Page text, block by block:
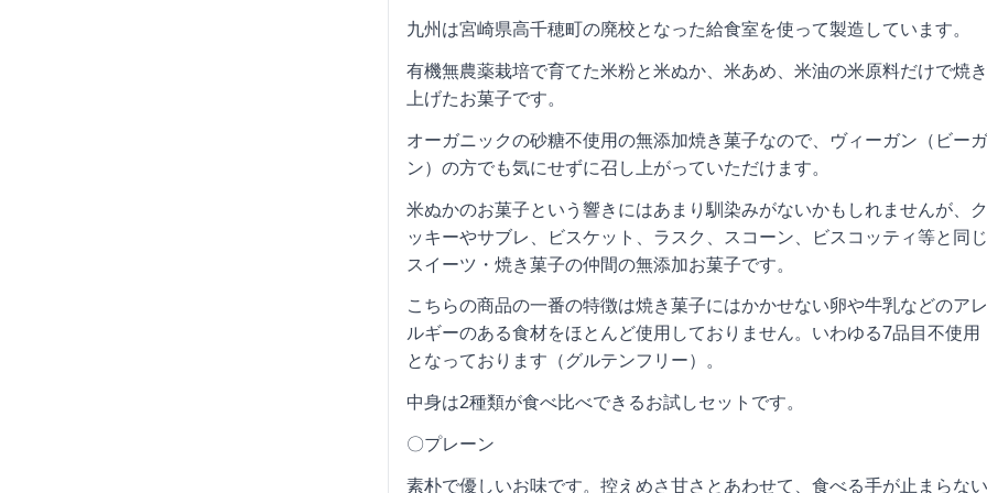
九州は宮崎県高千穂町の廃校となった給食室を使って製造しています。
有機無農薬栽培で育てた米粉と米ぬか、米あめ、米油の米原料だけで焼き
上げたお菓子です。
オーガニックの砂糖不使用の無添加焼き菓子なので、ヴィーガン（ビーガ
ン）の方でも気にせずに召し上がっていただけます。
米ぬかのお菓子という響きにはあまり馴染みがないかもしれませんが、ク
ッキーやサブレ、ビスケット、ラスク、スコーン、ビスコッティ等と同じ
スイーツ・焼き菓子の仲間の無添加お菓子です。
こちらの商品の一番の特徴は焼き菓子にはかかせない卵や牛乳などのアレ
ルギーのある食材をほとんど使用しておりません。いわゆる7品目不使用
となっております（グルテンフリー）。
中身は2種類が食べ比べできるお試しセットです。
〇プレーン
素朴で優しいお味です。控えめさ甘さとあわせて、食べる手が止まらない